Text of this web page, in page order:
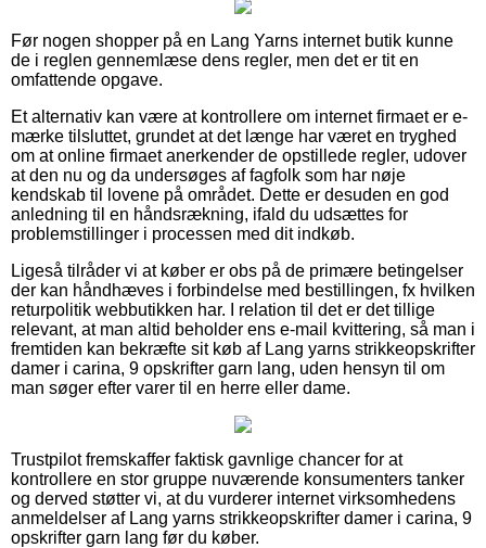
Før nogen shopper på en Lang Yarns internet butik kunne
de i reglen gennemlæse dens regler, men det er tit en
omfattende opgave.
Et alternativ kan være at kontrollere om internet firmaet er e-
mærke tilsluttet, grundet at det længe har været en tryghed
om at online firmaet anerkender de opstillede regler, udover
at den nu og da undersøges af fagfolk som har nøje
kendskab til lovene på området. Dette er desuden en god
anledning til en håndsrækning, ifald du udsættes for
problemstillinger i processen med dit indkøb.
Ligeså tilråder vi at køber er obs på de primære betingelser
der kan håndhæves i forbindelse med bestillingen, fx hvilken
returpolitik webbutikken har. I relation til det er det tillige
relevant, at man altid beholder ens e-mail kvittering, så man i
fremtiden kan bekræfte sit køb af Lang yarns strikkeopskrifter
damer i carina, 9 opskrifter garn lang, uden hensyn til om
man søger efter varer til en herre eller dame.
Trustpilot fremskaffer faktisk gavnlige chancer for at
kontrollere en stor gruppe nuværende konsumenters tanker
og derved støtter vi, at du vurderer internet virksomhedens
anmeldelser af Lang yarns strikkeopskrifter damer i carina, 9
opskrifter garn lang før du køber.